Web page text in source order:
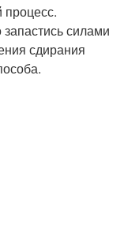
процесс.
силами
сдирания